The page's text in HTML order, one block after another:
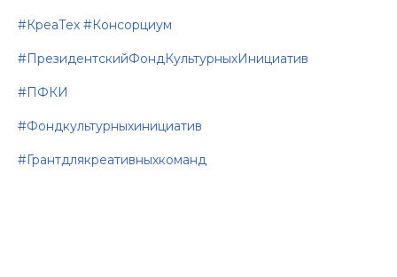
#КреаТех #Консорциум
#ПрезидентскийФондКультурныхИнициатив
#ПФКИ
#Фондкультурныхинициатив
#Грантдлякреативныхкоманд